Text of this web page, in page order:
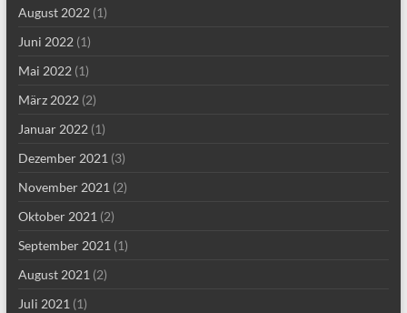
August 2022(1)
Juni 2022(1)
Mai 2022(1)
März 2022(2)
Januar 2022(1)
Dezember 2021 (3)
November 2021 (2)
Oktober 2021 (2)
September 2021 (1)
August 2021 (2)
Juli 2021 (1)